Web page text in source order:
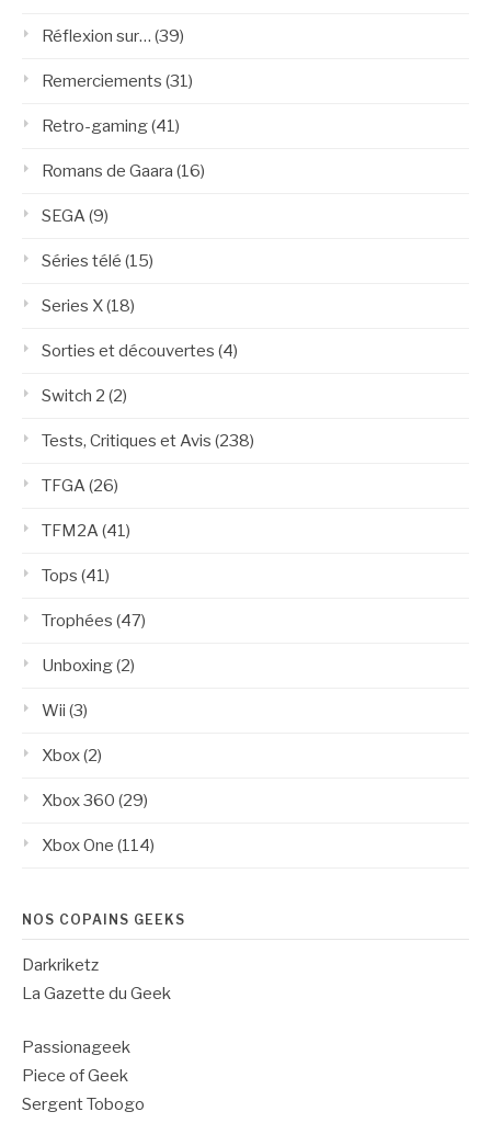
Réflexion sur… (39)
Remerciements (31)
Retro-gaming(41)
Romans de Gaara (16)
SEGA(9)
Séries télé (15)
Series X(18)
Sorties et découvertes (4)
Switch 2 (2)
Tests, Critiques et Avis (238)
TFGA(26)
TFM2A(41)
Tops (41)
Trophées (47)
Unboxing(2)
Wii (3)
Xbox(2)
Xbox 360 (29)
Xbox One (114)
NOS COPAINS GEEKS
Darkriketz
La Gazette du Geek
Passionageek
Piece of Geek
Sergent Tobogo